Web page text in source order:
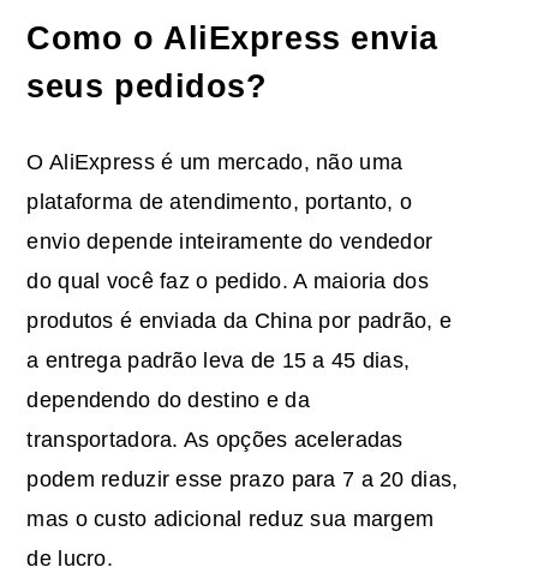
Como o AliExpress envia
seus pedidos?
O AliExpress é um mercado, não uma
plataforma de atendimento, portanto, o
envio depende inteiramente do vendedor
do qual você faz o pedido. A maioria dos
produtos é enviada da China por padrão, e
a entrega padrão leva de 15 a 45 dias,
dependendo do destino e da
transportadora. As opções aceleradas
podem reduzir esse prazo para 7 a 20 dias,
mas o custo adicional reduz sua margem
de lucro.